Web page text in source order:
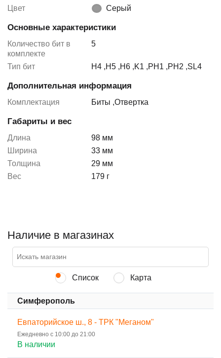
Цвет
Серый
Основные характеристики
Количество бит в
комплекте
5
Тип бит H4 ,H5 ,H6 ,K1 ,PH1 ,PH2 ,SL4
Дополнительная информация
Комплектация Биты ,Отвертка
Габариты и вес
Длина
98 мм
Ширина
33 мм
Толщина
29 мм
Вес
179 г
Наличие в магазинах
Список Карта
Симферополь
Евпаторийское ш., 8 - ТРК "Меганом"
Ежедневно с 10:00 до 21:00
В наличии